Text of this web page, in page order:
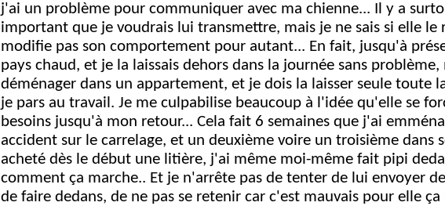
j'ai un problème pour communiquer avec ma chienne... Il y a
important que je voudrais lui transmettre, mais je ne sais si elle le
modifie pas son comportement pour autant... En fait, jusqu'à
pays chaud, et je la laissais dehors dans la journée sans problème,
déménager dans un appartement, et je dois la laisser seule toute
je pars au travail. Je me culpabilise beaucoup à l'idée qu'elle se
besoins jusqu'à mon retour... Cela fait 6 semaines que j'ai
accident sur le carrelage, et un deuxième voire un troisième dans
acheté dès le début une litière, j'ai même moi-même fait pipi
comment ça marche.. Et je n'arrête pas de tenter de lui envoyer
de faire dedans, de ne pas se retenir car c'est mauvais pour elle